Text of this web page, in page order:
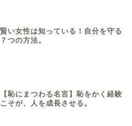
賢い女性は知っている！自分を守る
７つの方法。
【恥にまつわる名言】恥をかく経験
こそが、人を成長させる。